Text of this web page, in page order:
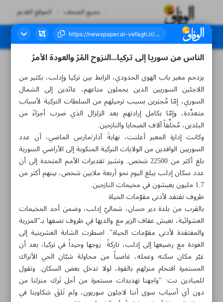
جميع الصحف الموقع القديم
العدد سبعة آلاف ومائتان وثمانية وثلاثون - ١٨ مايو ٢٠٢٣
الناس من سوريا إلى تركيا...النزوح المُرّ والعودة الأمرّ
يزدحم معبر باب الهوى الحدودي، الرابط بين تركيا وإدلب، بكثير من
اللاجئين السوريين الذين يحملون متاعهم، عائدين إلى الشمال
السوري، إمّا مُجبَرين بسبب ترحيلهم من السلطات التركية لأسباب
متعدِّدة، وإمّا بكامل إرادتهم بعد الزلزال الذي ضرب أجزاءً من
البلدين، مُخلِّفاً آلاف الضحايا والنازحين.
وكانت إدارة المعبر أعلنت، نهايةَ آذار/مارس الماضي، أن عدد
السوريين الوافدين من الولايات التركية المنكوبة إلى الأراضي السورية
بلغ أكثر من 22500 شخص. وتشير تقديرات الأمم المتحدة إلى أن
عدد سكان إدلب يبلغ اليوم نحو أربعة ملايين شخص، بينهم أكثر من
1.7 مليون يعيشون في مخيمات النازحين.
ظروف تفتقد لأدنى مقوّمات الحياة
بالقرب من بلدة دير حسان، شماليّ إدلب، وضمن أحد المخيمات
العشوائية، تعيش عفاف الزير مع والديها في ظروف تصفها بـ"المزرية
والمفتقدة لأدنى مقوّمات الحياة". اضطرت الشابة العشرينية إلى
العودة مع رضيعها إلى إدلب، تاركةً زوجها وحيداً في تركيا، بعد أن
غيّر مكان سكنه وعمله، غاضباً من محاولة شبّان الحي الأتراك
المستمرة اقتحام منزلهم بالقوة، لولا تدخل بعض السكان. وتقول
للميادين نت: "واجهنا تهديدات مستمرة من أجل تَرك منزلنا من
دون أي أسباب سوى أننا لاجئون سوريون، ولم تَلقَ شكاوينا في